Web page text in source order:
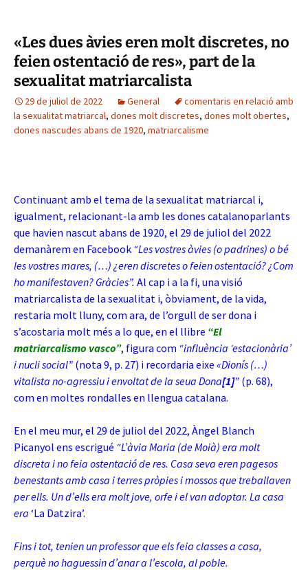
«Les dues àvies eren molt discretes, no
feien ostentació de res», part de la
sexualitat matriarcalista
29 de juliol de 2022 General
comentaris en relació amb
la sexualitat matriarcal, dones molt discretes, dones molt obertes,
dones nascudes abans de 1920, matriarcalisme
Continuant amb el tema de la sexualitat matriarcal i,
igualment, relacionant-la amb les dones catalanoparlants
que havien nascut abans de 1920, el 29 de juliol del 2022
demanàrem en Facebook “Les vostres àvies (o padrines) o bé
les vostres mares, (…) ¿eren discretes o feien ostentació? ¿Com
ho manifestaven? Gràcies”. Al cap i a la fi, una visió
matriarcalista de la sexualitat i, òbviament, de la vida,
restaria molt lluny, com ara, de l’orgull de ser dona i
s’acostaria molt més a lo que, en el llibre “El
matriarcalismo vasco”, figura com “influència ‘estacionària’
i nucli social” (nota 9, p. 27) i recordaria eixe «Dionís (…)
vitalista no-agressiu i envoltat de la seua Dona[1]” (p. 68),
com en moltes rondalles en llengua catalana.
En el meu mur, el 29 de juliol del 2022, Àngel Blanch
Picanyol ens escrigué “L’àvia Maria (de Moià) era molt
discreta i no feia ostentació de res. Casa seva eren pagesos
benestants amb casa i terres pròpies i mossos que treballaven
per ells. Un d’ells era molt jove, orfe i el van adoptar. La casa
era ‘La Datzira’.
Fins i tot, tenien un professor que els feia classes a casa,
perquè no haguessin d’anar a l’escola, al poble.